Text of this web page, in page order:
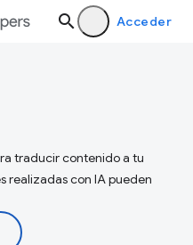
Acceder
traducir contenido a tu
realizadas con IA pueden